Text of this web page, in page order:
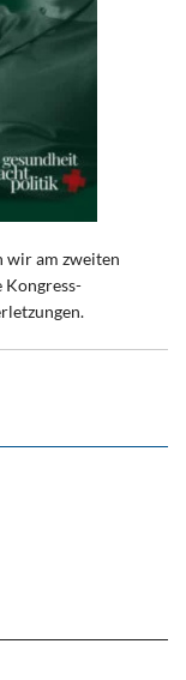
wir am zweiten
Kongress-